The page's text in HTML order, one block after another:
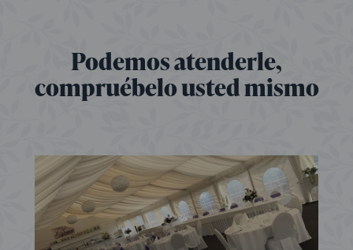
Podemos atenderle,
compruébelo usted mismo